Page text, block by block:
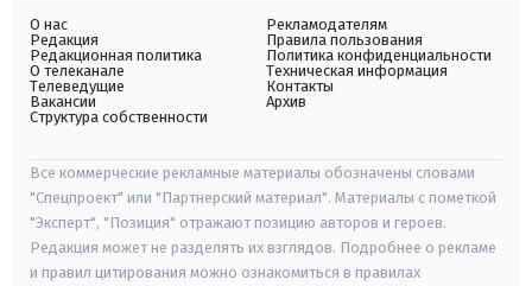
О нас
Редакция
Редакционная политика
О телеканале
Телеведущие
Вакансии
Структура собственности
Рекламодателям
Правила пользования
Политика конфиденциальности
Техническая информация
Контакты
Архив
Все коммерческие рекламные материалы обозначены словами
"Спецпроект" или "Партнерский материал". Материалы с пометкой
"Эксперт", "Позиция" отражают позицию авторов и героев.
Редакция может не разделять их взглядов. Подробнее о рекламе
и правил цитирования можно ознакомиться в правилах